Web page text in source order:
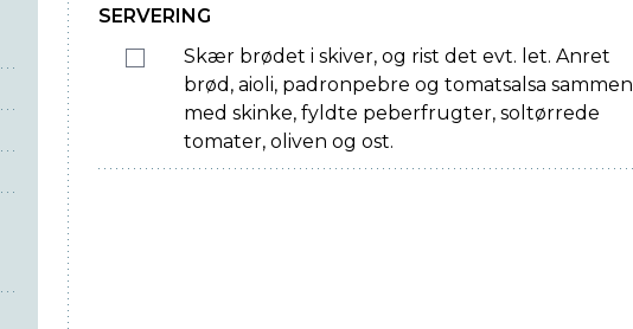
SERVERING
Skær brødet i skiver, og rist det evt. let. Anret
brød, aioli, padronpebre og tomatsalsa sammen
med skinke, fyldte peberfrugter, soltørrede
tomater, oliven og ost.